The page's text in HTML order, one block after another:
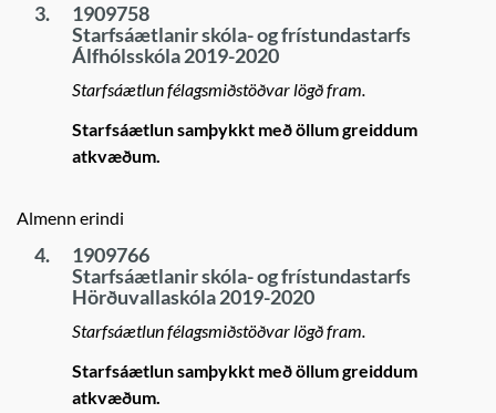
3.
1909758
Starfsáætlanir skóla- og frístundastarfs
Álfhólsskóla 2019-2020
Starfsáætlun félagsmiðstöðvar lögð fram.
Starfsáætlun samþykkt með öllum greiddum
atkvæðum.
Almenn erindi
4.
1909766
Starfsáætlanir skóla- og frístundastarfs
Hörðuvallaskóla 2019-2020
Starfsáætlun félagsmiðstöðvar lögð fram.
Starfsáætlun samþykkt með öllum greiddum
atkvæðum.